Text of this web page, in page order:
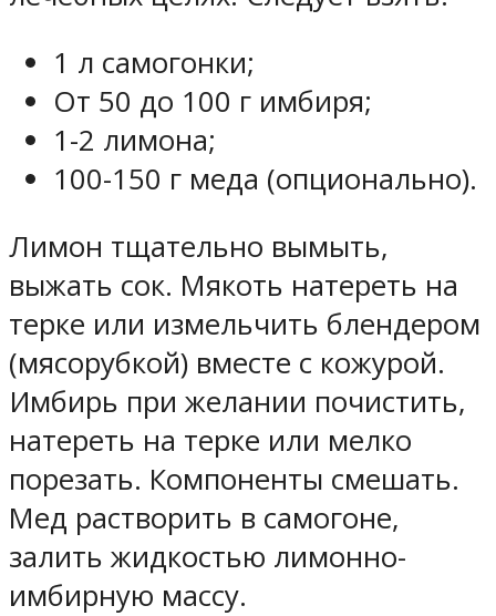
1 л самогонки;
От 50 до 100 г имбиря;
1-2 лимона;
100-150 г меда (опционально).
Лимон тщательно вымыть,
выжать сок. Мякоть натереть на
терке или измельчить блендером
(мясорубкой) вместе с кожурой.
Имбирь при желании почистить,
натереть на терке или мелко
порезать. Компоненты смешать.
Мед растворить в самогоне,
залить жидкостью лимонно-
имбирную массу.